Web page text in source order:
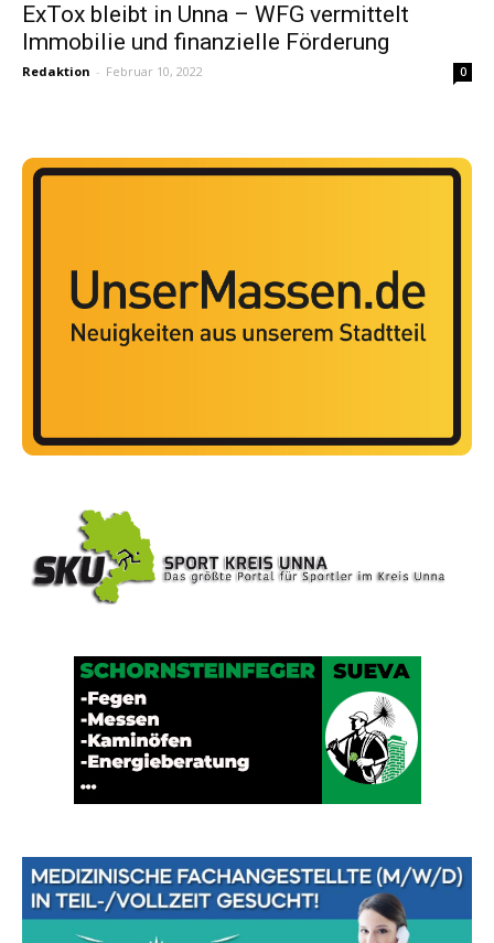
ExTox bleibt in Unna – WFG vermittelt
Immobilie und finanzielle Förderung
Redaktion - Februar 10, 2022 0